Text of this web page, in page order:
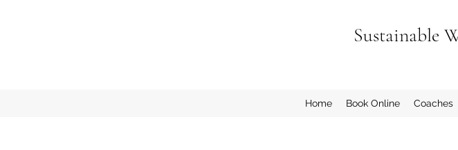
Sustainable
Home Book Online Coaches